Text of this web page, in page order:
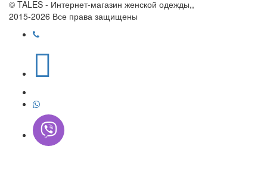
© TALES - Интернет-магазин женской одежды,,
2015-2026 Все права защищены